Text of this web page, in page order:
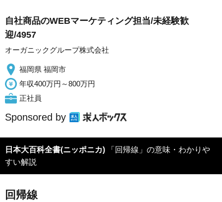
自社商品のWEBマーケティング担当/未経験歓
迎/4957
オーガニックグループ株式会社
福岡県 福岡市
年収400万円～800万円
正社員
Sponsored by
日本大百科全書(ニッポニカ) 「回帰線」の意味・わかりや
すい解説
回帰線